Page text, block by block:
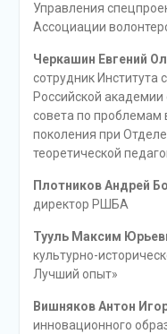
Управления
Ассоциации
Черкашин Евгений
сотрудник Института
Российской
совета по проблемам
поколения при
теоретической
Плотников Андрей
директор РШБА
Тууль Максим
культурно-
Лучший опыт»
Вишняков Антон
инновационного